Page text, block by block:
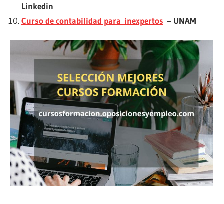
Linkedin
Curso de contabilidad para inexpertos – UNAM